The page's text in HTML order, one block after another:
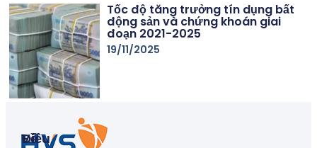
Tốc độ tăng trưởng tín dụng bất
động sản và chứng khoán giai
đoạn 2021-2025
19/11/2025
Về
Điều